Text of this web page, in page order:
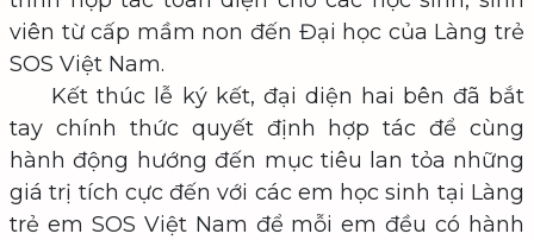
viên từ cấp mầm non đến Đại học của Làng trẻ
SOS Việt Nam.
Kết thúc lễ ký kết, đại diện hai bên đã bắt
tay chính thức quyết định hợp tác để cùng
hành động hướng đến mục tiêu lan tỏa những
giá trị tích cực đến với các em học sinh tại Làng
trẻ em SOS Việt Nam để mỗi em đều có hành